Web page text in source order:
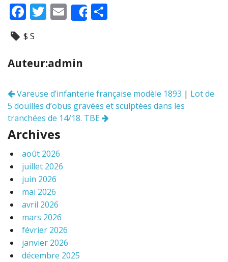
F
ac
e
b
o
k
T
er
E
m
l
Share
$ S
Auteur:admin
Navigation
des
articles
Vareuse d’infanterie française modèle 1893 | Lot de
5 douilles d’obus gravées et sculptées dans les
tranchées de 14/18. TBE
Archives
août 2026
juillet 2026
juin 2026
mai 2026
avril 2026
mars 2026
février 2026
janvier 2026
décembre 2025